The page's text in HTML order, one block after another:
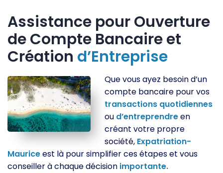
Assistance pour Ouverture
de Compte Bancaire et
Création d’Entreprise
Que vous ayez besoin d’un
compte bancaire pour vos
transactions quotidiennes
ou d’entreprendreen
créant votre propre
société, Expatriation-
Mauriceest là pour simplifier ces étapes et vous
conseiller à chaque décision importante.